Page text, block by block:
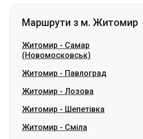
Маршрути з м. Житомир
Житомир - Самар
(Новомосковськ)
Житомир - Павлоград
Житомир - Лозова
Житомир - Шепетівка
Житомир - Сміла